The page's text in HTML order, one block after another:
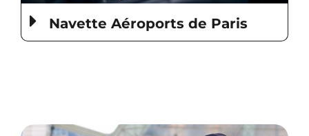
Navette Aéroports de Paris